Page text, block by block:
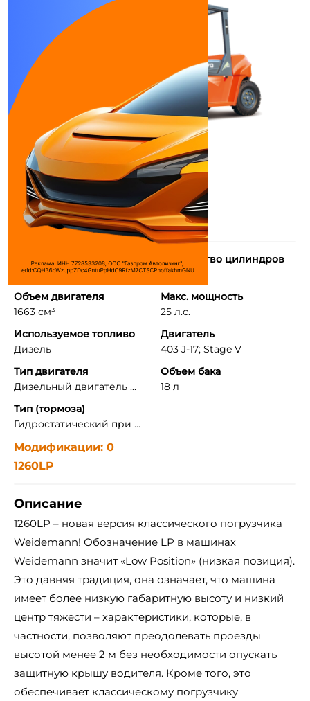
Тип двигателя
Дизельный
Количество цилиндров
3
Объем двигателя
1663 см³
Макс. мощность
25 л.с.
Используемое топливо
Дизель
Двигатель
403 J-17; Stage V
Тип двигателя
Дизельный двигатель ...
Объем бака
18 л
Тип (тормоза)
Гидростатический при ...
Модификации: 0
1260LP
Описание
1260LP – новая версия классического погрузчика
Weidemann! Обозначение LP в машинах
Weidemann значит «Low Position» (низкая позиция).
Это давняя традиция, она означает, что машина
имеет более низкую габаритную высоту и низкий
центр тяжести – характеристики, которые, в
частности, позволяют преодолевать проезды
высотой менее 2 м без необходимости опускать
защитную крышу водителя. Кроме того, это
обеспечивает классическому погрузчику